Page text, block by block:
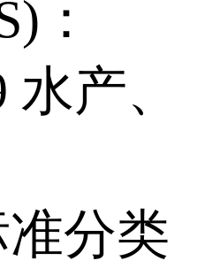
：
产、
准分类